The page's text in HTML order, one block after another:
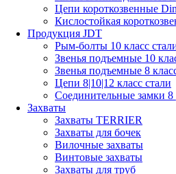
Цепи короткозвенные Din
Кислостойкая
Продукция JDT
Рым-болты 10 класс
Звенья подъемные 10
Звенья подъемные 8
Цепи 8|10|12 класс стали
Соединительные замки 8
Захваты
Захваты TERRIER
Захваты для бочек
Вилочные захваты
Винтовые захваты
Захваты для труб